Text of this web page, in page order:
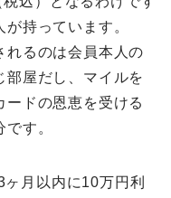
持っています。
れるのは会員本人の
部屋だし、マイルを
ードの恩恵を受ける
す。
月以内に10万円利